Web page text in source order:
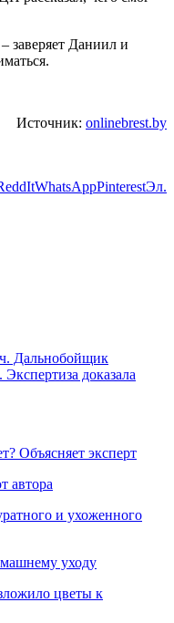
заверяет Даниил и
Источник: onlinebrest.by
WhatsAppPinterestЭл.
Дальнобойщик
доказала
Объясняет эксперт
автора
и ухоженного
уходу
цветы к